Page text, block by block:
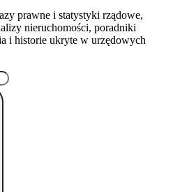
prawne i statystyki rządowe,
nieruchomości, poradniki
i historie ukryte w urzędowych